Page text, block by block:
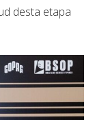
desta etapa